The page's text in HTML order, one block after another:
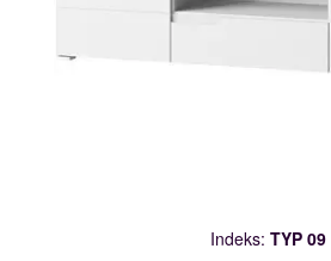
Indeks: TYP 09